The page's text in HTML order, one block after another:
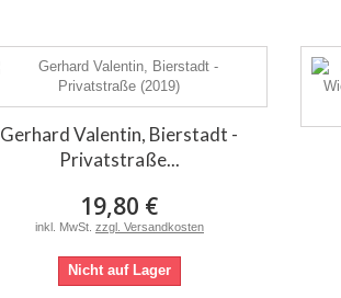
Gerhard Valentin, Bierstadt -
Privatstraße...
19,80 €
inkl. MwSt. zzgl. Versandkosten
Nicht auf Lager